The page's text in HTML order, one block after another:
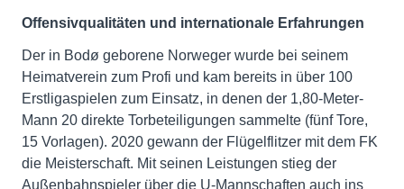
Offensivqualitäten und internationale Erfahrungen
Der in Bodø geborene Norweger wurde bei seinem
Heimatverein zum Profi und kam bereits in über 100
Erstligaspielen zum Einsatz, in denen der 1,80-Meter-
Mann 20 direkte Torbeteiligungen sammelte (fünf Tore,
15 Vorlagen). 2020 gewann der Flügelflitzer mit dem FK
die Meisterschaft. Mit seinen Leistungen stieg der
Außenbahnspieler über die U-Mannschaften auch ins